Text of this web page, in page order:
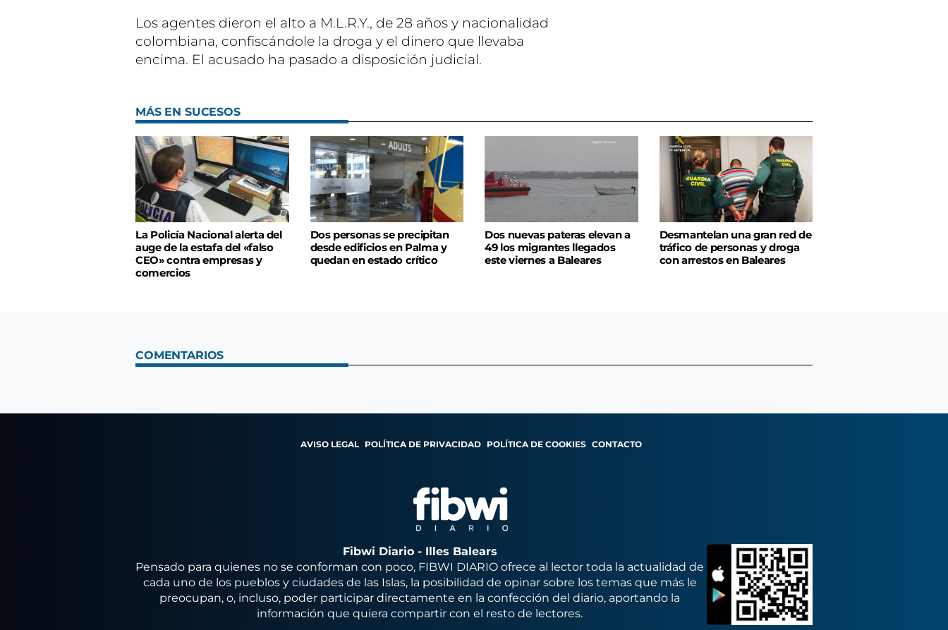
Los agentes dieron el alto a M.L.R.Y., de 28 años y nacionalidad
colombiana, confiscándole la droga y el dinero que llevaba
encima. El acusado ha pasado a disposición judicial.
MÁS EN SUCESOS
La Policía Nacional alerta del
auge de la estafa del «falso
CEO» contra empresas y
comercios
Dos personas se precipitan
desde edificios en Palma y
quedan en estado crítico
Dos nuevas pateras elevan a
49 los migrantes llegados
este viernes a Baleares
Desmantelan una gran red de
tráfico de personas y droga
con arrestos en Baleares
COMENTARIOS
AVISO LEGAL POLÍTICA DE PRIVACIDAD POLÍTICA DE COOKIES CONTACTO
Fibwi Diario - Illes Balears
Pensado para quienes no se conforman con poco, FIBWI DIARIO ofrece al lector toda la actualidad de
cada uno de los pueblos y ciudades de las Islas, la posibilidad de opinar sobre los temas que más le
preocupan, o, incluso, poder participar directamente en la confección del diario, aportando la
información que quiera compartir con el resto de lectores.